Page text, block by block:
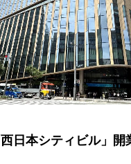
日本シティビル」開